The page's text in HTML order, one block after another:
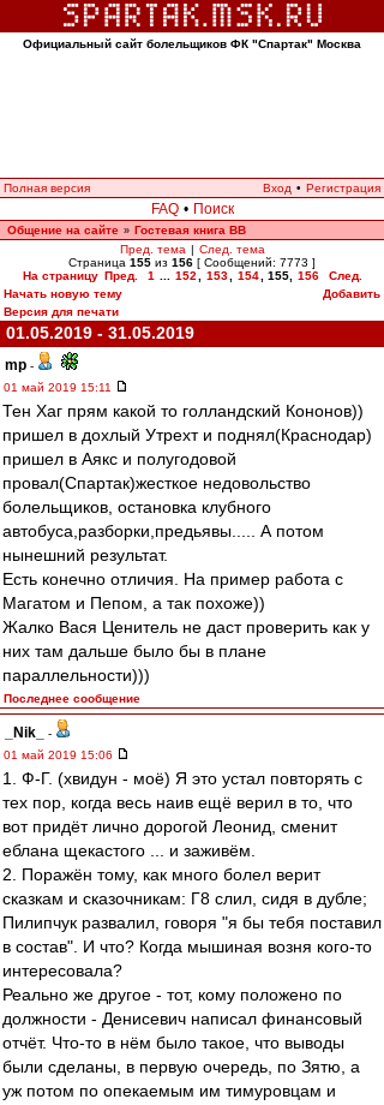
Официальный сайт болельщиков ФК "Спартак" Москва
Полная версия Вход • Регистрация
FAQ • Поиск
Общение на сайте » Гостевая книга ВВ
Пред. тема | След. тема
Страница 155 из 156 [ Сообщений: 7773 ]
На страницу Пред. 1 152 153 154 155, 156
След.
Начать новую тему
Добавить
Версия для печати
01.05.2019 - 31.05.2019
mp -
01 май 2019 15:11
Тен Хаг прям какой то голландский Кононов))
пришел в дохлый Утрехт и поднял(Краснодар)
пришел в Аякс и полугодовой
провал(Спартак)жесткое недовольство
болельщиков, остановка клубного
автобуса,разборки,предьявы..... А потом
нынешний результат.
Есть конечно отличия. На пример работа с
Магатом и Пепом, а так похоже))
Жалко Вася Ценитель не даст проверить как у
них там дальше было бы в плане
параллельности)))
Последнее сообщение
_Nik_
-
01 май 2019 15:06
1. Ф-Г. (хвидун - моё) Я это устал повторять с
тех пор, когда весь наив ещё верил в то, что
вот придёт лично дорогой Леонид, сменит
еблана щекастого ... и заживём.
2. Поражён тому, как много болел верит
сказкам и сказочникам: Г8 слил, сидя в дубле;
Пилипчук развалил, говоря "я бы тебя поставил
в состав". И что? Когда мышиная возня кого-то
интересовала?
Реально же другое - тот, кому положено по
должности - Денисевич написал финансовый
отчёт. Что-то в нём было такое, что выводы
были сделаны, в первую очередь, по Зятю, а
уж потом по опекаемым им тимуровцам и